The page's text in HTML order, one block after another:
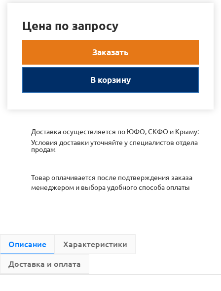
Цена по запросу
Заказать
В корзину
Доставка осуществляется по ЮФО, СКФО и Крыму:
Условия доставки уточняйте у специалистов отдела
продаж
Товар оплачивается после подтверждения заказа
менеджером и выбора удобного способа оплаты
Описание Характеристики
Доставка и оплата